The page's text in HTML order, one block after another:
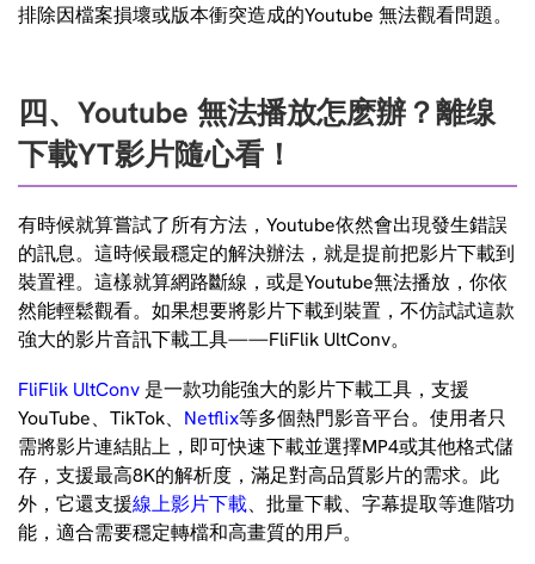
排除因檔案損壞或版本衝突造成的Youtube 無法觀看問題。
四、Youtube 無法播放怎麽辦？離缐
下載YT影片隨心看！
有時候就算嘗試了所有方法，Youtube依然會出現發生錯誤
的訊息。這時候最穩定的解決辦法，就是提前把影片下載到
裝置裡。這樣就算網路斷線，或是Youtube無法播放，你依
然能輕鬆觀看。如果想要將影片下載到裝置，不仿試試這款
強大的影片音訊下載工具——FliFlik UltConv。
FliFlik UltConv 是一款功能強大的影片下載工具，支援
YouTube、TikTok、 Netflix等多個熱門影音平台。使用者只
需將影片連結貼上，即可快速下載並選擇MP4或其他格式儲
存，支援最高8K的解析度，滿足對高品質影片的需求。此
外，它還支援線上影片下載、批量下載、字幕提取等進階功
能，適合需要穩定轉檔和高畫質的用戶。